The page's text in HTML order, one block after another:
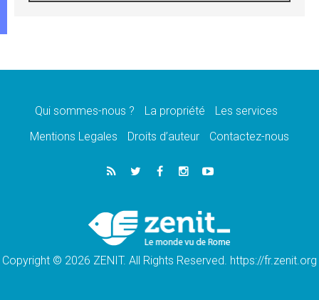
message de paix et de dignité humaine»
«La visite du Pape en Uruguay renforcera
05.08.2026
Le nonce en Ukraine: «Il est inquiétant
Léon XIV au Pérou, une lueur d'espoir pour
un peuple en quête de paix
Qui sommes-nous ? La propriété
Les services
Mentions Legales
Droits d’auteur Contactez-nous
Copyright © 2026 ZENIT. All Rights Reserved. https://fr.zenit.org